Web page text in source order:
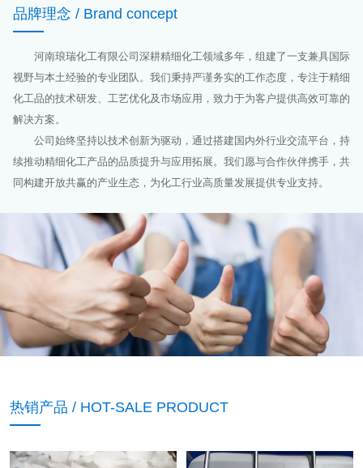
品牌理念 / Brand concept
河南琅瑞化工有限公司深耕精细化工领域多年，组建了一支兼具国际
视野与本土经验的专业团队。我们秉持严谨务实的工作态度，专注于精细
化工品的技术研发、工艺优化及市场应用，致力于为客户提供高效可靠的
解决方案。
公司始终坚持以技术创新为驱动，通过搭建国内外行业交流平台，持
续推动精细化工产品的品质提升与应用拓展。我们愿与合作伙伴携手，共
同构建开放共赢的产业生态，为化工行业高质量发展提供专业支持。
热销产品 / HOT-SALE PRODUCT